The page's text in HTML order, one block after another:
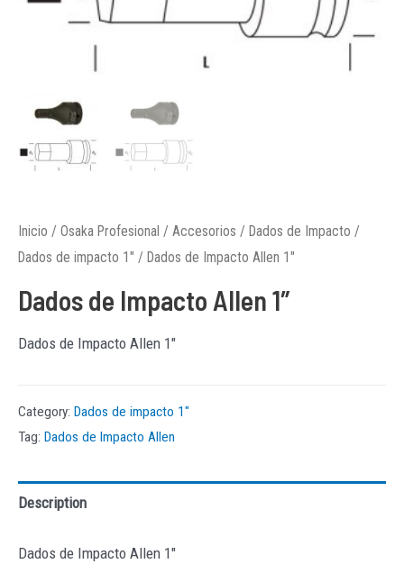
Inicio / Osaka Profesional / Accesorios / Dados de Impacto /
Dados de impacto 1" / Dados de Impacto Allen 1″
Dados de Impacto Allen 1″
Dados de Impacto Allen 1″
Category: Dados de impacto 1"
Tag: Dados de Impacto Allen
Description
Dados de Impacto Allen 1″